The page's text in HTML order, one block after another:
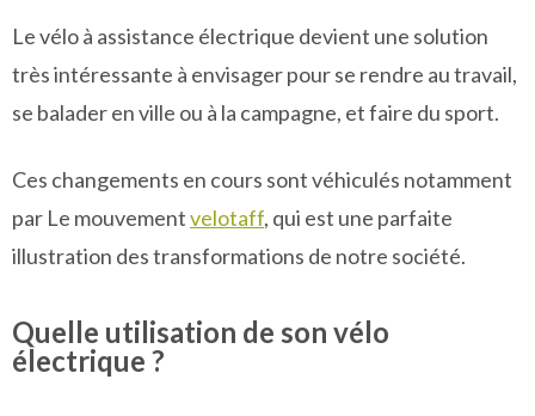
Le vélo à assistance électrique devient une solution
très intéressante à envisager pour se rendre au travail,
se balader en ville ou à la campagne, et faire du sport.
Ces changements en cours sont véhiculés notamment
par Le mouvementvelotaff, qui est une parfaite
illustration des transformations de notre société.
Quelle utilisation de son vélo
électrique ?